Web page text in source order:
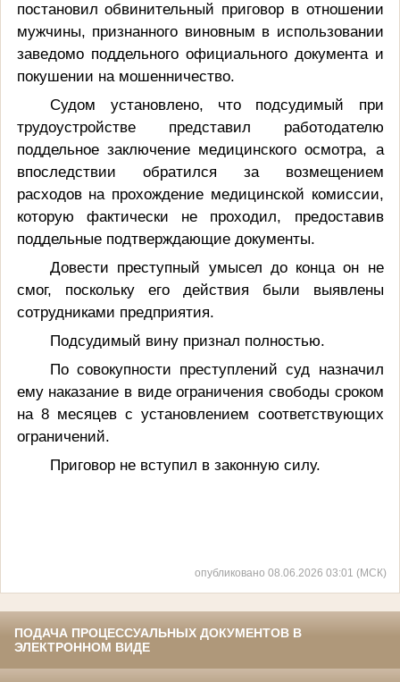
постановил обвинительный приговор в отношении
мужчины, признанного виновным в использовании
заведомо поддельного официального документа и
покушении на мошенничество.
Судом установлено, что подсудимый при
трудоустройстве представил работодателю
поддельное заключение медицинского осмотра, а
впоследствии обратился за возмещением
расходов на прохождение медицинской комиссии,
которую фактически не проходил, предоставив
поддельные подтверждающие документы.
Довести преступный умысел до конца он не
смог, поскольку его действия были выявлены
сотрудниками предприятия.
Подсудимый вину признал полностью.
По совокупности преступлений суд назначил
ему наказание в виде ограничения свободы сроком
на 8 месяцев с установлением соответствующих
ограничений.
Приговор не вступил в законную силу.
опубликовано 08.06.2026 03:01 (МСК)
ПОДАЧА ПРОЦЕССУАЛЬНЫХ ДОКУМЕНТОВ В
ЭЛЕКТРОННОМ ВИДЕ